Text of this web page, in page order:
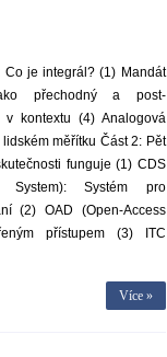
Co je integrál? (1) Mandát
přechodný a post-
v kontextu (4) Analogová
měřítku Část 2: Pět
funguje (1) CDS
System): Systém pro
(2) OAD (Open-Access
přístupem (3) ITC
Více »